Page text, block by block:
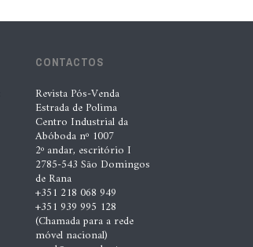
CONTACTOS
Revista Pós-Venda
Estrada de Polima
Centro Industrial da
Abóboda nº 1007
2º andar, escritório I
2785-543 São Domingos
de Rana
+351 218 068 949
+351 939 995 128
(Chamada para a rede
móvel nacional)